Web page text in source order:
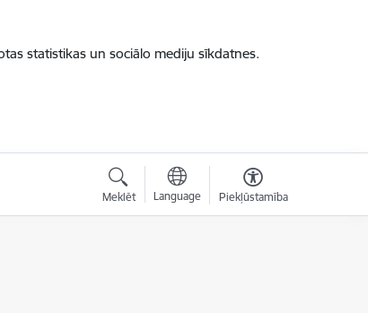
statistikas un sociālo mediju sīkdatnes.
Meklēt Language Piekļūstamība